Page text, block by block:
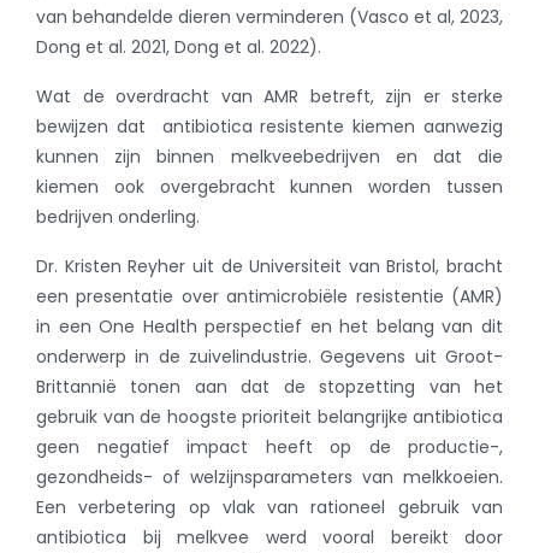
van behandelde dieren verminderen (Vasco et al, 2023,
Dong et al. 2021, Dong et al. 2022).
Wat de overdracht van AMR betreft, zijn er sterke
bewijzen dat antibiotica resistente kiemen aanwezig
kunnen zijn binnen melkveebedrijven en dat die
kiemen ook overgebracht kunnen worden tussen
bedrijven onderling.
Dr. Kristen Reyher uit de Universiteit van Bristol, bracht
een presentatie over antimicrobiële resistentie (AMR)
in een One Health perspectief en het belang van dit
onderwerp in de zuivelindustrie. Gegevens uit Groot-
Brittannië tonen aan dat de stopzetting van het
gebruik van de hoogste prioriteit belangrijke antibiotica
geen negatief impact heeft op de productie-,
gezondheids- of welzijnsparameters van melkkoeien.
Een verbetering op vlak van rationeel gebruik van
antibiotica bij melkvee werd vooral bereikt door